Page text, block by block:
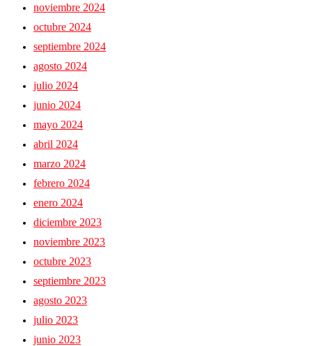
noviembre 2024
octubre 2024
septiembre 2024
agosto 2024
julio 2024
junio 2024
mayo 2024
abril 2024
marzo 2024
febrero 2024
enero 2024
diciembre 2023
noviembre 2023
octubre 2023
septiembre 2023
agosto 2023
julio 2023
junio 2023